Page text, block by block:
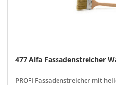
477 Alfa Fassadenstreicher
PROFI Fassadenstreicher mit